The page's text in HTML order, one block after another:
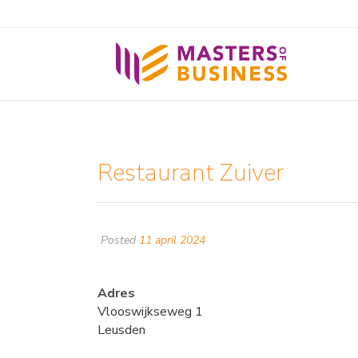
Restaurant Zuiver
Posted 11 april 2024
Adres
Vlooswijkseweg 1
Leusden